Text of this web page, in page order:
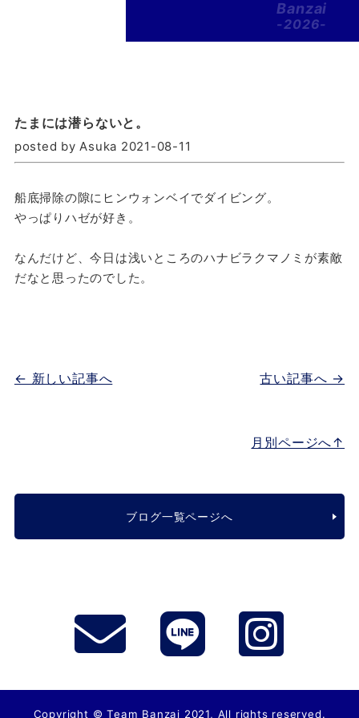
Banzai
-2026-
たまには潜らないと。
posted by Asuka 2021-08-11
船底掃除の隙にヒンウォンベイでダイビング。
やっぱりハゼが好き。
なんだけど、今日は浅いところのハナビラクマノミが素敵
だなと思ったのでした。
古い記事へ →
← 新しい記事へ
月別ページへ↑
ブログ一覧ページへ
Copyright © Team Banzai 2021, All rights reserved.